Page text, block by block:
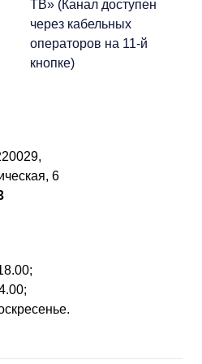
ТВ» (Канал доступен
через кабельных
операторов на 11-й
кнопке)
6